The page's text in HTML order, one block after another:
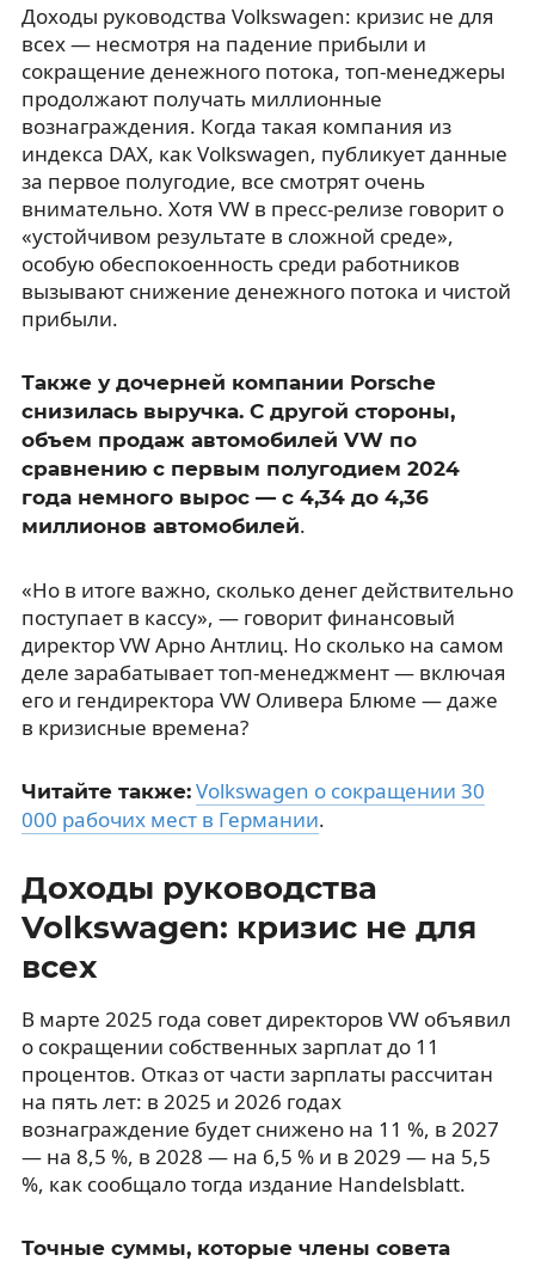
Доходы руководства Volkswagen: кризис не для
всех — несмотря на падение прибыли и
сокращение денежного потока, топ-менеджеры
продолжают получать миллионные
вознаграждения. Когда такая компания из
индекса DAX, как Volkswagen, публикует данные
за первое полугодие, все смотрят очень
внимательно. Хотя VW в пресс-релизе говорит о
«устойчивом результате в сложной среде»,
особую обеспокоенность среди работников
вызывают снижение денежного потока и чистой
прибыли.
Также у дочерней компании Porsche
снизилась выручка. С другой стороны,
объем продаж автомобилей VW по
сравнению с первым полугодием 2024
года немного вырос — с 4,34 до 4,36
миллионов автомобилей.
«Но в итоге важно, сколько денег действительно
поступает в кассу», — говорит финансовый
директор VW Арно Антлиц. Но сколько на самом
деле зарабатывает топ-менеджмент — включая
его и гендиректора VW Оливера Блюме — даже
в кризисные времена?
Читайте также: Volkswagen о сокращении 30
000 рабочих мест в Германии.
Доходы руководства
Volkswagen: кризис не для
всех
В марте 2025 года совет директоров VW объявил
о сокращении собственных зарплат до 11
процентов. Отказ от части зарплаты рассчитан
на пять лет: в 2025 и 2026 годах
вознаграждение будет снижено на 11 %, в 2027
— на 8,5 %, в 2028 — на 6,5 % и в 2029 — на 5,5
%, как сообщало тогда издание Handelsblatt.
Точные суммы, которые члены совета